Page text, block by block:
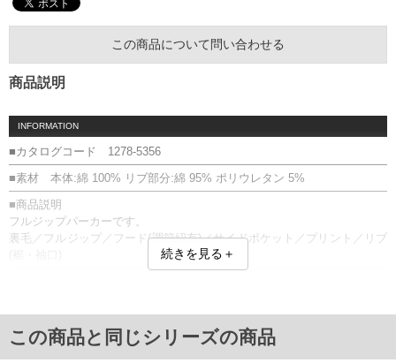
この商品について問い合わせる
商品説明
INFORMATION
■カタログコード 1278-5356
■素材 本体:綿 100% リブ部分:綿 95% ポリウレタン 5%
■商品説明
フルジップパーカーです。
裏毛／フルジップ／フード(調節紐有)／サイドポケット／プリント／リブ
3L/136/78/110/60/61
4L/146/80/120/62/62
5L/156/82/130/64/63
続きを見る＋
この商品と同じシリーズの商品